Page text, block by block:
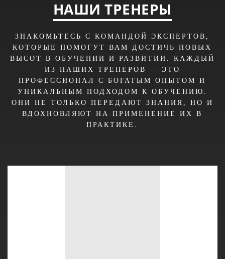
НАШИ ТРЕНЕРЫ
ЗНАКОМЬТЕСЬ С КОМАНДОЙ ЭКСПЕРТОВ,
КОТОРЫЕ ПОМОГУТ ВАМ ДОСТИЧЬ НОВЫХ
ВЫСОТ В ОБУЧЕНИИ И РАЗВИТИИ. КАЖДЫЙ
ИЗ НАШИХ ТРЕНЕРОВ — ЭТО
ПРОФЕССИОНАЛ С БОГАТЫМ ОПЫТОМ И
УНИКАЛЬНЫМ ПОДХОДОМ К ОБУЧЕНИЮ.
ОНИ НЕ ТОЛЬКО ПЕРЕДАЮТ ЗНАНИЯ, НО И
ВДОХНОВЛЯЮТ НА ПРИМЕНЕНИЕ ИХ В
ПРАКТИКЕ.